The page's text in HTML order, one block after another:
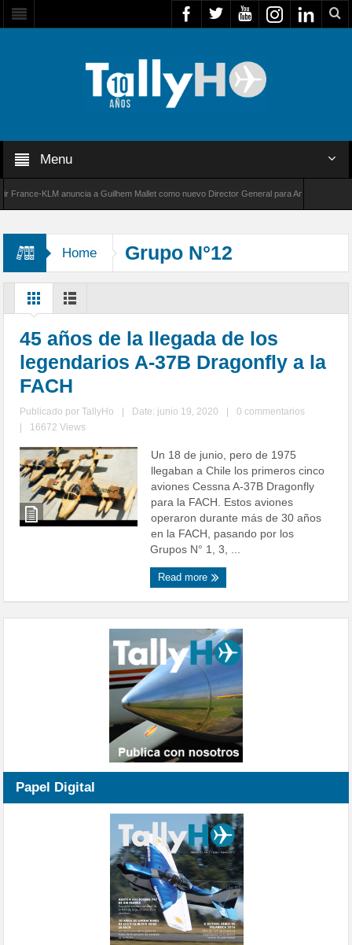
Menu
KLM anuncia a Guilhem Mallet como nuevo Director General para América Latina
Home Grupo N°12
45 años de la llegada de los
legendarios A-37B Dragonfly a la
FACH
Publicado porTallyHo Date: junio 19, 2020
0 commentarios
16672 Views
Un 18 de junio, pero de 1975
llegaban a Chile los primeros cinco
aviones Cessna A-37B Dragonfly
para la FACH. Estos aviones
operaron durante más de 30 años
en la FACH, pasando por los
Grupos N° 1, 3, ...
Read more
Papel Digital